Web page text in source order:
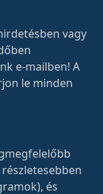
vagy
e-mailben! A
le minden
és